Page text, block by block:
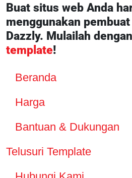
Buat situs web Anda
menggunakan
Dazzly. Mulailah dengan
template!
Beranda
Harga
Bantuan & Dukungan
Telusuri Template